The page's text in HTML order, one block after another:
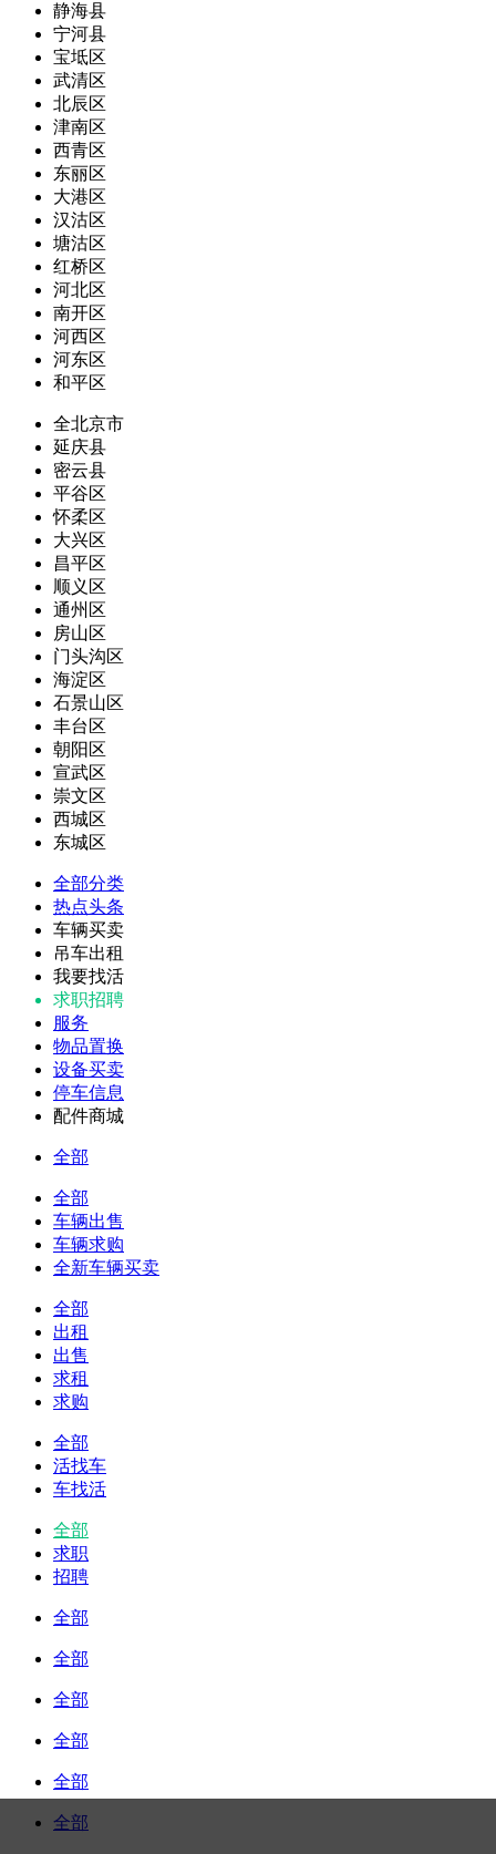
静海县
宁河县
宝坻区
武清区
北辰区
津南区
西青区
东丽区
大港区
汉沽区
塘沽区
红桥区
河北区
南开区
河西区
河东区
和平区
全北京市
延庆县
密云县
平谷区
怀柔区
大兴区
昌平区
顺义区
通州区
房山区
门头沟区
海淀区
石景山区
丰台区
朝阳区
宣武区
崇文区
西城区
东城区
全部分类
热点头条
车辆买卖
吊车出租
我要找活
求职招聘
服务
物品置换
设备买卖
停车信息
配件商城
全部
全部
车辆出售
车辆求购
全新车辆买卖
全部
出租
出售
求租
求购
全部
活找车
车找活
全部
求职
招聘
全部
全部
全部
全部
全部
全部